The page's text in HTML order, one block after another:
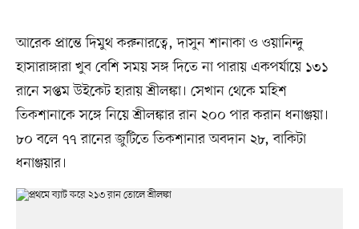
আরেক প্রান্তে দিমুথ করুনারত্বে, দাসুন শানাকা ও ওয়ানিন্দু
হাসারাঙ্গারা খুব বেশি সময় সঙ্গ দিতে না পারায় একপর্যায়ে ১৩১
রানে সপ্তম উইকেট হারায় শ্রীলঙ্কা। সেখান থেকে মহিশ
তিকশানাকে সঙ্গে নিয়ে শ্রীলঙ্কার রান ২০০ পার করান ধনাঞ্জয়া।
৮০ বলে ৭৭ রানের জুটিতে তিকশানার অবদান ২৮, বাকিটা
ধনাঞ্জয়ার।